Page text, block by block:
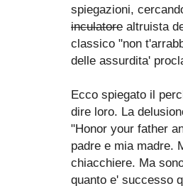
spiegazioni,
inculatore altruista
classico "non
delle assurdita'
Ecco spiegato il
dire loro. La
"Honor your father
padre e mia madre.
chiacchiere. Ma
quanto e' successo